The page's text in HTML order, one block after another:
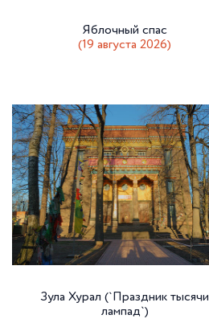
Яблочный спас
(19 августа 2026)
Зула Хурал (`Праздник тысячи
лампад`)